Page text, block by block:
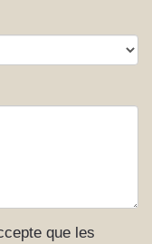
que les